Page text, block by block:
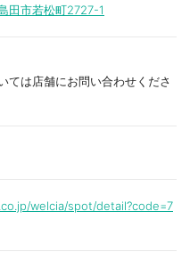
田市若松町2727-1
ては店舗にお問い合わせくださ
welcia/spot/detail?code=7